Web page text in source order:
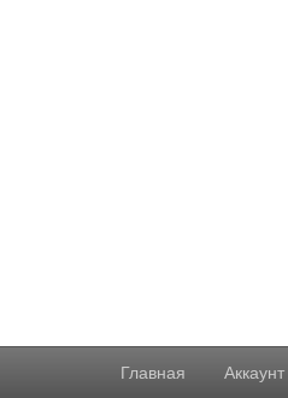
Главная Аккаунт